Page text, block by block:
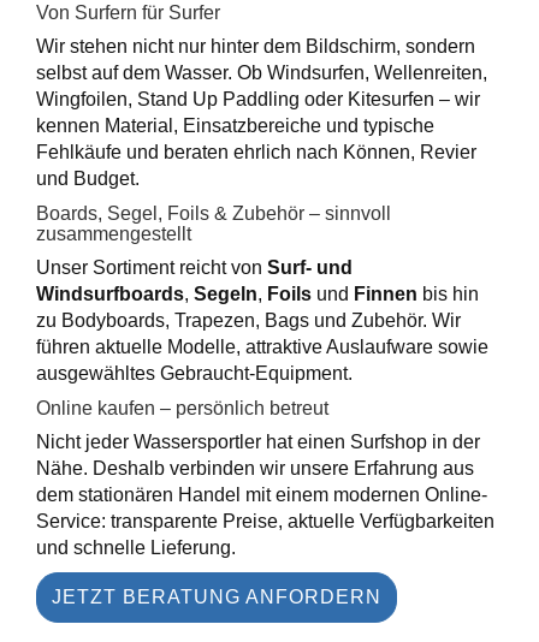
Von Surfern für Surfer
Wir stehen nicht nur hinter dem Bildschirm, sondern
selbst auf dem Wasser. Ob Windsurfen, Wellenreiten,
Wingfoilen, Stand Up Paddling oder Kitesurfen – wir
kennen Material, Einsatzbereiche und typische
Fehlkäufe und beraten ehrlich nach Können, Revier
und Budget.
Boards, Segel, Foils & Zubehör – sinnvoll
zusammengestellt
Unser Sortiment reicht von Surf- und
Windsurfboards, Segeln, Foils und Finnen bis hin
zu Bodyboards, Trapezen, Bags und Zubehör. Wir
führen aktuelle Modelle, attraktive Auslaufware sowie
ausgewähltes Gebraucht-Equipment.
Online kaufen – persönlich betreut
Nicht jeder Wassersportler hat einen Surfshop in der
Nähe. Deshalb verbinden wir unsere Erfahrung aus
dem stationären Handel mit einem modernen Online-
Service: transparente Preise, aktuelle Verfügbarkeiten
und schnelle Lieferung.
JETZT BERATUNG ANFORDERN